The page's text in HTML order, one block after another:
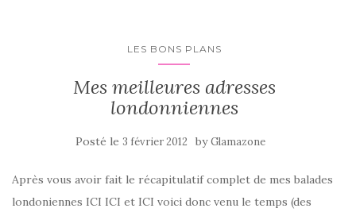
LES BONS PLANS
Mes meilleures adresses
londonniennes
Posté le 3 février 2012 byGlamazone
Après vous avoir fait le récapitulatif complet de mes balades
londoniennes ICI ICI et ICI voici donc venu le temps (des